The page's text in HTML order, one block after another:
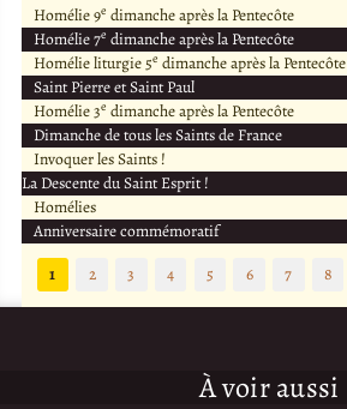
Homélie 9e dimanche après la Pentecôte
Homélie 7e dimanche après la Pentecôte
Homélie liturgie 5e dimanche après la Pentecôte
Saint Pierre et Saint Paul
Homélie 3e dimanche après la Pentecôte
Dimanche de tous les Saints de France
Invoquer les Saints !
La Descente du Saint Esprit !
Homélies
Anniversaire commémoratif
1
2 3 4 5 6 7 8
À voir aussi